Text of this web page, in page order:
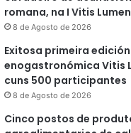
romana, na I Vitis
8 de Agosto de 2026
Exitosa primeira
enogastronómica Vitis
cuns 500 participantes
8 de Agosto de 2026
Cinco postos de